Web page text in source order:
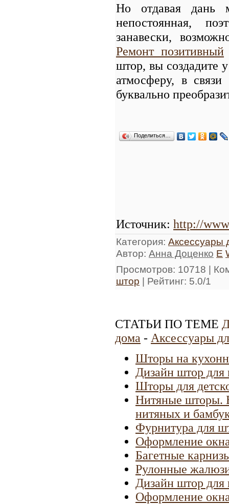
Но отдавая дань
непостоянная,
занавески,
Ремонт позитивный
штор, вы создадите
атмосферу, в
буквально
Поделиться…
Источник: http://
Категория: Аксессуары
Автор: Анна Доценко E
Просмотров: 10718 |
штор | Рейтинг: 5.0/1
СТАТЬИ ПО ТЕМЕ
дома - Аксессуары
Шторы на
Дизайн штор для
Шторы для
Нитяные шторы.
нитяных и
Фурнитура для
Оформление
Багетные
Рулонные
Дизайн штор для
Оформление